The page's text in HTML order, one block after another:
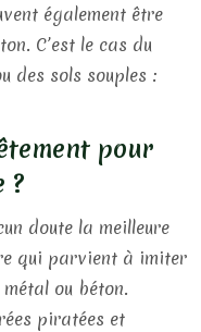
également être
C’est le cas du
des sols souples :
pour
?
doute la meilleure
qui parvient à imiter
ou béton.
piratées et